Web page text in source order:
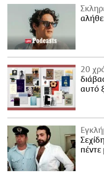
LIFO SHOP
NEWSLETTER
ΜΙΚΡΟΠΡΑΓΜΑΤΑ
THE GOOD LIFO
LIFOLAND
CITY GUIDE
ΑΜΠΑ
PRINT
Plus
20
αυτό
πέντε